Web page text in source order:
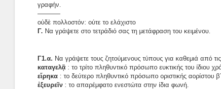
γραφήν.
———–
οὐδὲ πολλοστόν: ούτε το ελάχιστο
Γ. Να γράψετε στο τετράδιό σας τη μετάφραση του κειμένου.
Γ1.α. Να γράψετε τους ζητούμενους τύπους για καθεμιά από
καταγελᾷ : το τρίτο πληθυντικό πρόσωπο ευκτικής του ίδιου
εἴρηκα : το δεύτερο πληθυντικό πρόσωπο οριστικής αορίστου
ἐξευρεῖν : το απαρέμφατο ενεστώτα στην ίδια φωνή.